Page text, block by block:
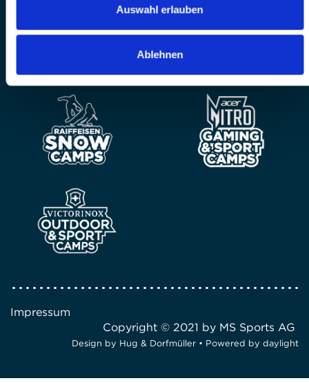
Auswahl erlauben
Ablehnen
Impressum
Copyright © 2021 by MS Sports AG
Design by Hug & Dorfmüller • Powered by daylight